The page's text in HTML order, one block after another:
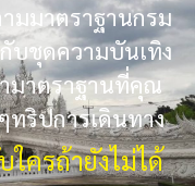
มมาตราฐานกรม
บชุดความบันเทิง
มาตราฐานที่คุณ
ทริปการเดินทาง
ครถ้ายังไม่ได้